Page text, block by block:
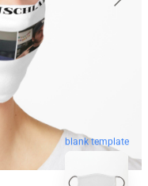
blank template